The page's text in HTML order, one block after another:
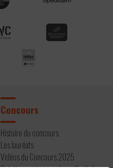
Concours
Histoire du concours
Les lauréats
Vidéos du Concours 2025